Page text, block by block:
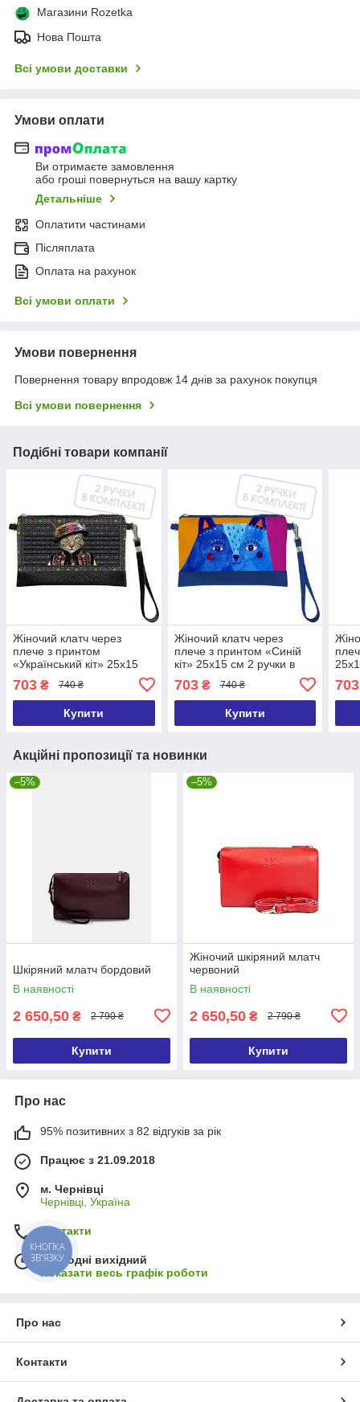
Магазини Rozetka
Нова Пошта
Всі умови доставки
Умови оплати
Ви отримаєте замовлення
або гроші повернуться на вашу картку
Детальніше
Оплатити частинами
Післяплата
Оплата на рахунок
Всі умови оплати
Умови повернення
Повернення товару впродовж 14 днів за рахунок покупця
Всі умови повернення
Подібні товари компанії
Жіночий клатч через
плече з принтом
«Український кіт» 25х15
703 ₴ 740 ₴
Купити
Жіночий клатч через
плече з принтом «Синій
кіт» 25х15 см 2 ручки в
703₴ 740 ₴
Купити
703
Акційні пропозиції та новинки
–5%
Шкіряний млатч бордовий
В наявності
2 650,50 ₴ 2 790 ₴
Купити
–5%
Жіночий шкіряний млатч
червоний
В наявності
2 650,50 ₴ 2 790 ₴
Купити
Про нас
95% позитивних з 82 відгуків за рік
Працює з 21.09.2018
м. Чернівці
Чернівці, Україна
Контакти
Сьогодні вихідний
Показати весь графік роботи
Про нас
Контакти
КНОПКА
ЗВ'ЯЗКУ